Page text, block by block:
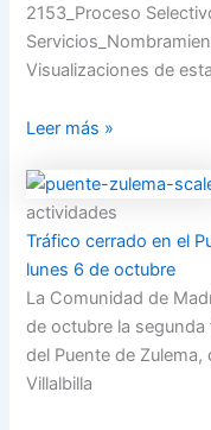
2153_Proceso
Visualizaciones de
Leer más »
actividades
Tráfico cerrado en el
lunes 6 de octubre
La Comunidad de
de octubre la
del Puente de
Villalbilla